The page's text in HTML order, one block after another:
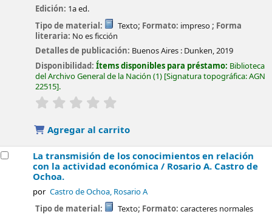
Edición: 1a ed.
Tipo de material:
Texto; Formato: impreso; Forma
literaria: No es ficción
Detalles de publicación: Buenos Aires : Dunken,2019
Disponibilidad:Ítems disponibles para préstamo: Biblioteca
del Archivo General de la Nación (1) Signatura topográfica:AGN
22515 .
valoración
Agregar al carrito
La transmisión de los conocimientos en relación
con la actividad económica / Rosario A. Castro de
Ochoa.
por Castro de Ochoa, Rosario A
Tipo de material: Texto; Formato: caracteres normales